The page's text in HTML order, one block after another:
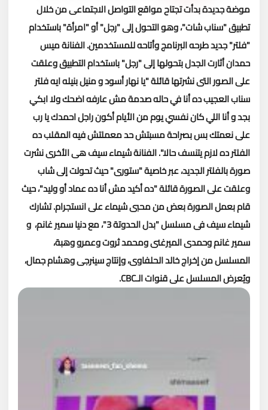
موضة جديدة بدأت تجتاح مواقع التواصل الاجتماعى من خلال
تطبيق "سناب شات"، وهو التحول إلى "رجل" أو "امرأة" باستخدام
"فلتر" جديد طرحه البرنامج وأتاحه للمستخدمين.الفنانة ميس
حمدان أثارت الجدل بتحولها إلى "رجل" باستخدام التطبيق وعلقت
على الصور التى نشرتها قائلة "يا نهار أسود و منيل بنيله ايه فلتر
سناب العجيب ده أنا في حاله صدمة مش عارفه اضحك ولا ابكي
بجد و أنا اللي كان نفسي يوم من الأيام أكون راجل احمدك يا رب
على نعمتك بس بصراحة مسبتش حد معملتش فيه المقلب ده
الفلتر ده لازم يتنسف حالا".الفنانة شيماء سيف هى الأخرى نشرت
صورة بالفلتر الجديد، عبر خاصية "ستورى" حيث تحولت إلى شاب
وعلقت على الصورة قائلة "ده أكيد مش أنا ده عماد أو وليد"، حيث
قام بعمل الصورة بعض من محبى شيماء على انستجرام.تشارك
شيماء سيف فى مسلسل "بدل الحدوتة 3"، مع دنيا سمير غانم، و
سمير غانم وحمدى الميرغنى ومحمد ثروت وعمرو وهبة،
المسلسل من إخراج خالد الحلفاوى، وإنتاج سينرجى وهشام جمال،
ويُعرض المسلسل على قنوات الـCBC.